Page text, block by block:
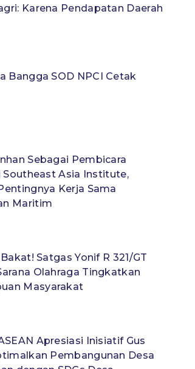
Karena Pendapatan Daerah
Bangga SOD NPCI Cetak
Sebagai Pembicara
Southeast Asia Institute,
Kerja Sama
Maritim
Satgas Yonif R 321/GT
Olahraga Tingkatkan
Masyarakat
Apresiasi Inisiatif Gus
Pembangunan Desa